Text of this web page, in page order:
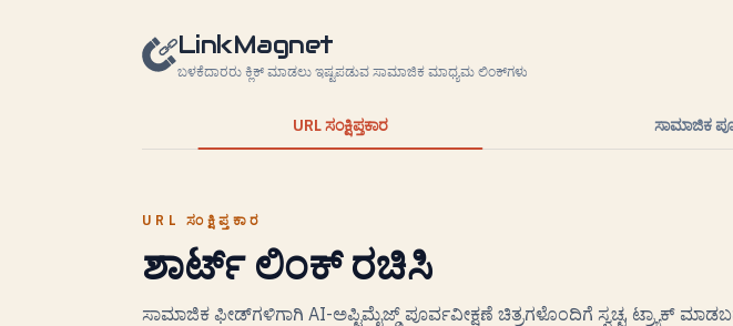
LinkMagnet
ಬಳಕೆದಾರರು ಕ್ಲಿಕ್ ಮಾಡಲು ಇಷ್ಟಪಡುವ ಸಾಮಾಜಿಕ ಮಾಧ್ಯಮ ಲಿಂಕ್‌ಗಳು
URL ಸಂಕ್ಷಿಪ್ತಕಾರ ಸಾಮಾಜಿಕ
URL ಸಂಕ್ಷಿಪ್ತಕಾರ
ಶಾರ್ಟ್ ಲಿಂಕ್ ರಚಿಸಿ
ಸಾಮಾಜಿಕ ಫೀಡ್‌ಗಳಿಗಾಗಿ AI-ಅಪ್ಟಿಮೈಜ್ಡ್ ಪೂರ್ವವೀಕ್ಷಣೆ ಚಿತ್ರಗಳೊಂದಿಗೆ ಸ್ವಚ್ಛ, ಟ್ರ್ಯಾಕ್